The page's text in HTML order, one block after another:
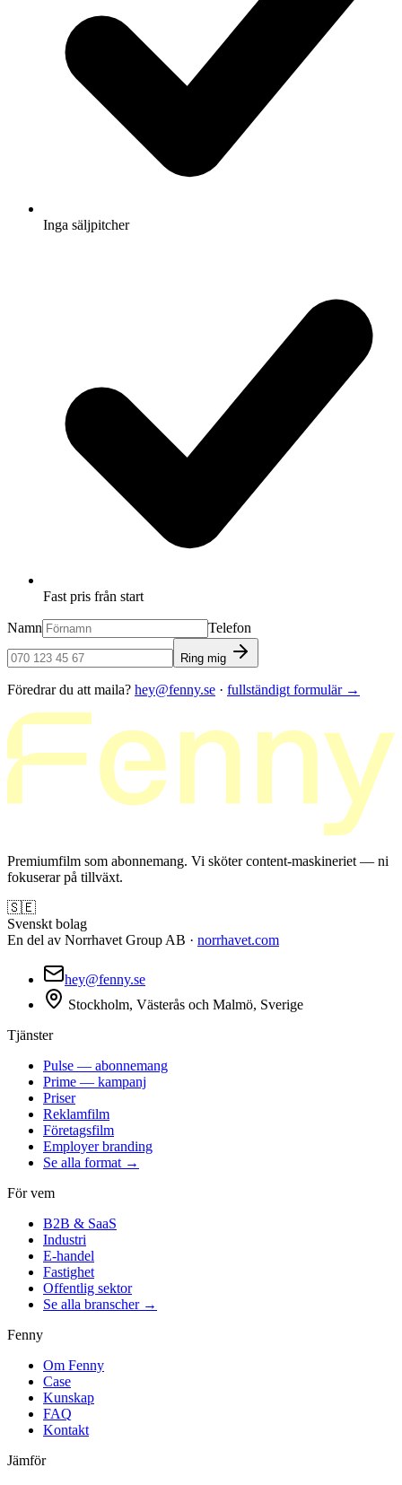
Inga säljpitcher
Fast pris från start
Namn Telefon
Ring mig
Föredrar du att maila? hey@fenny.se · fullständigt formulär→
Premiumfilm som abonnemang. Vi sköter content-maskineriet — ni
fokuserar på tillväxt.
🇸🇪
Svenskt bolag
En del av Norrhavet Group AB · norrhavet.com
hey@fenny.se
Stockholm, Västerås och Malmö, Sverige
Tjänster
Pulse — abonnemang
Prime — kampanj
Priser
Reklamfilm
Företagsfilm
Employer branding
Se alla format →
För vem
B2B & SaaS
Industri
E-handel
Fastighet
Offentlig sektor
Se alla branscher →
Fenny
Om Fenny
Case
Kunskap
FAQ
Kontakt
Jämför